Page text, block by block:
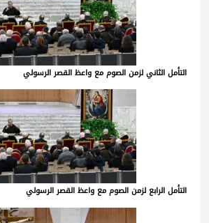
التأمل الثاني لزمن الصوم مع واعظ القصر الرسولي
التأمل الرابع لزمن الصوم مع واعظ القصر الرسولي